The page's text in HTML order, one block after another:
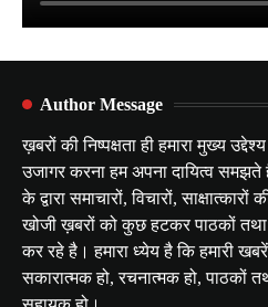
Author Message
ख़बरों की निष्पक्षता ही हमारा मुख्य
उजागर करना हम अपना दायित्व समझते
के द्वारा समाचारों, विचारों,
खोजी ख़बरों को कुछ हटकर पाठकों
कर रहे है। हमारा ध्येय है कि हमारी खबरें
सकारात्मक हो, रचनात्मक हो, पाठकों